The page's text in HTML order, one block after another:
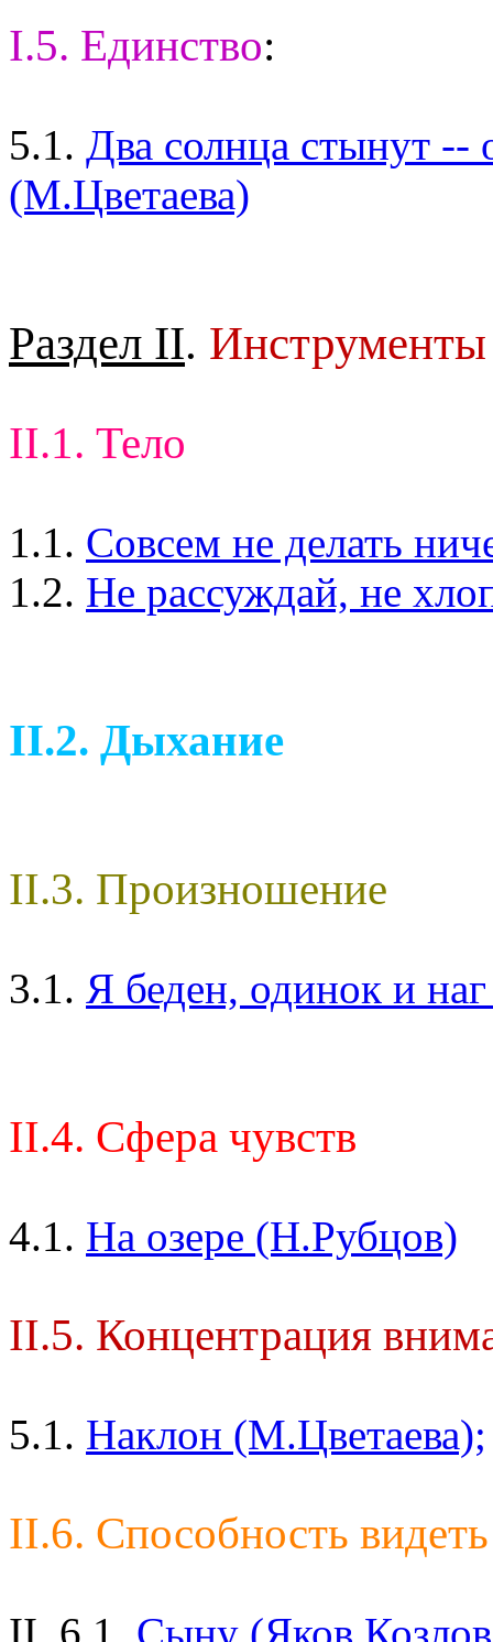
I.5. Единство:
5.1. Два солнца стынут
(М.Цветаева)
Раздел II. Инструменты
II.1. Тело
1.1. Совсем не делать
1.2. Не рассуждай, не
II.2. Дыхание
II.3. Произношение
3.1. Я беден, одинок и
II.4. Сфера чувств
4.1. На озере (Н.Рубцов)
II.5. Концентрация
5.1. Наклон (М.Цветаева);
II.6. Способность